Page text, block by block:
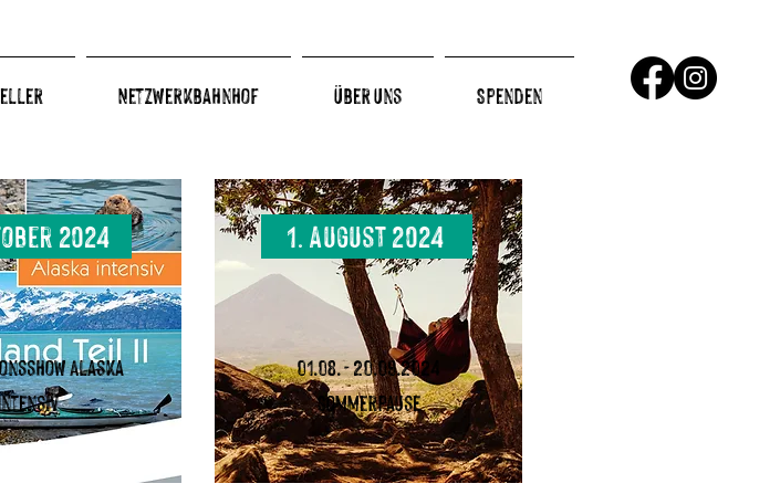
Netzwerkbahnhof Über Uns Spenden
Alaska
2024
01.08. - 20.09.2024
Sommerpause
1. August 2024